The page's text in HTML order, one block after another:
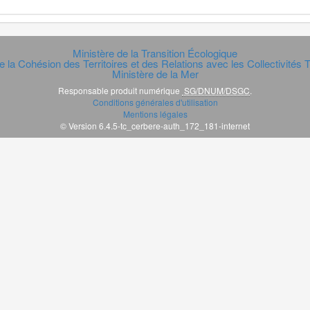
Ministère de la Transition Écologique
la Cohésion des Territoires et des Relations avec les Collectivités
Ministère de la Mer
Responsable produit numérique SG/DNUM/DSGC
Conditions générales d'utilisation
Mentions légales
© Version 6.4.5-tc_cerbere-auth_172_181-internet